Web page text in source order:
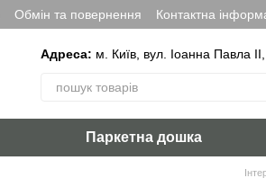
Обмін та повернення Контактна
Адреса: м. Київ, вул. Іоанна Павла
Паркетна дошка